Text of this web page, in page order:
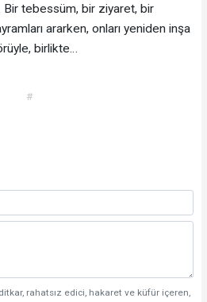
tebessüm, bir ziyaret, bir
ararken, onları yeniden inşa
birlikte…
#
rahatsız edici, hakaret ve küfür içeren,